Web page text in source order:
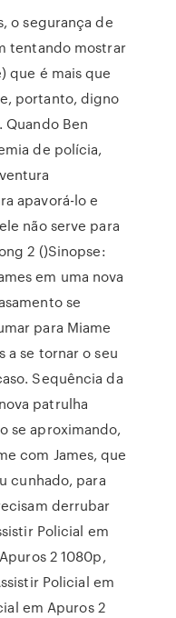
o segurança de
tentando mostrar
que é mais que
portanto, digno
Quando Ben
de polícia,
apavorá-lo e
não serve para
2 ()Sinopse:
em uma nova
se
para Miame
a se tornar o seu
Sequência da
patrulha
se aproximando,
com James, que
cunhado, para
derrubar
Policial em
2 1080p,
Policial em
em Apuros 2